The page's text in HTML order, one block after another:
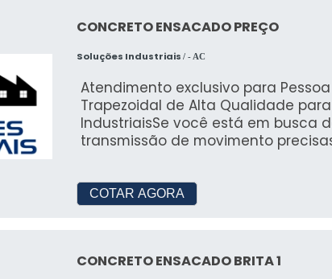
CONCRETO ENSACADO PREÇO
Soluções Industriais/ - AC
Atendimento exclusivo para
Trapezoidal de Alta Qualidade
IndustriaisSe você está em busca
transmissão de movimento
experiência na fabricação de
qualidade, oferecemos roscas
Trapezoidal:Precisão Excepcional:
COTAR AGORA
CONCRETO ENSACADO BRITA 1